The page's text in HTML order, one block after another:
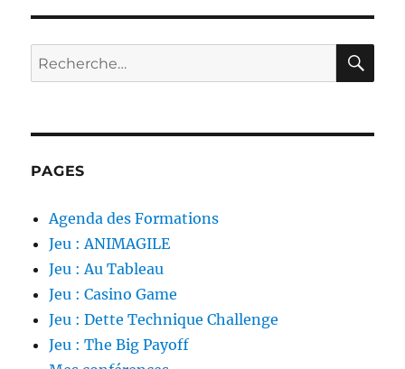
Recherche
pour :
PAGES
Agenda des Formations
Jeu : ANIMAGILE
Jeu : Au Tableau
Jeu : Casino Game
Jeu : Dette Technique Challenge
Jeu : The Big Payoff